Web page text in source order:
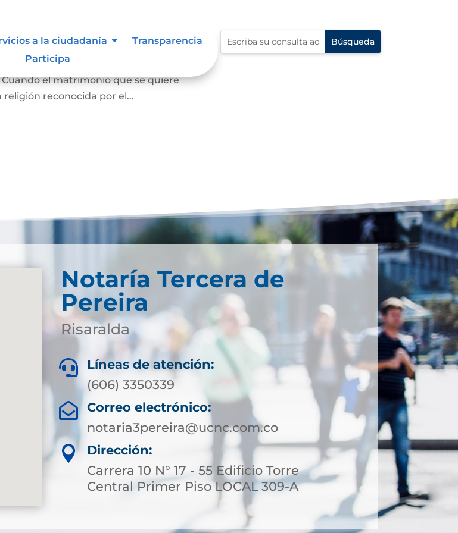
a la ciudadanía
Transparencia
Participa
notaría, siempre que las partes estén
el matrimonio que se quiere
reconocida por el...
Notaría Tercera de
Pereira
Risaralda

Líneas de atención:
(606) 3350339

Correo electrónico:
notaria3pereira@ucnc.com.co

Dirección:
Carrera 10 N° 17 - 55 Edificio Torre
Central Primer Piso LOCAL 309-A